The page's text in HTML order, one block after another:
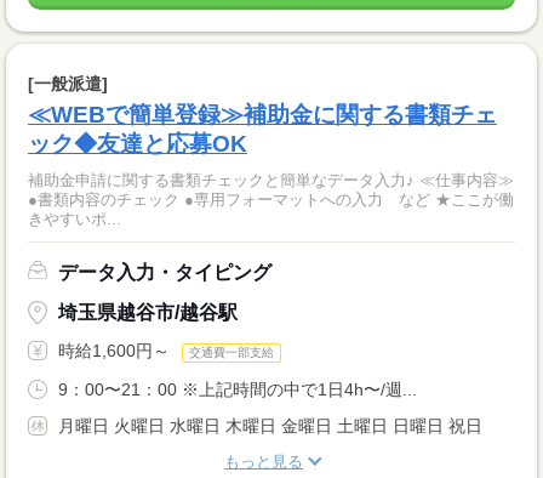
[一般派遣]
≪WEBで簡単登録≫補助金に関する書類チェ
ック◆友達と応募OK
補助金申請に関する書類チェックと簡単なデータ入力♪ ≪仕事内容≫
●書類内容のチェック ●専用フォーマットへの入力 など ★ここが働
きやすいポ...
データ入力・タイピング
埼玉県越谷市/越谷駅
時給1,600円～ 交通費一部支給
9：00〜21：00 ※上記時間の中で1日4h〜/週...
月曜日 火曜日 水曜日 木曜日 金曜日 土曜日 日曜日 祝日
もっと見る